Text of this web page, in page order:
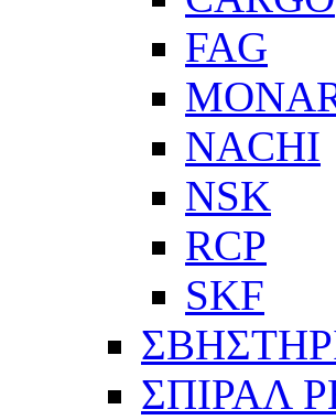
FAG
NACHI
NSK
RCP
SKF
ΣΠΙΡΑΛ